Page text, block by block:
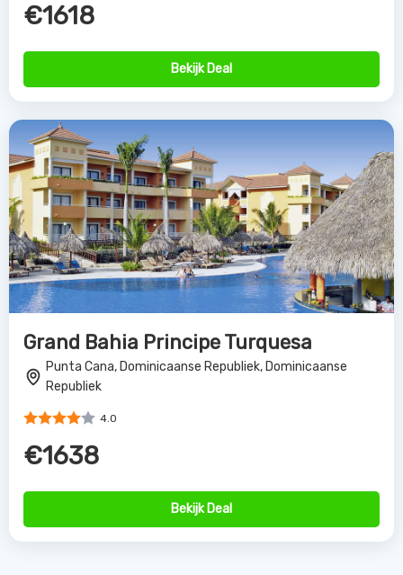
€1618
Bekijk Deal
Grand Bahia Principe Turquesa
Punta Cana, Dominicaanse Republiek, Dominicaanse
Republiek
4.0
€1638
Bekijk Deal